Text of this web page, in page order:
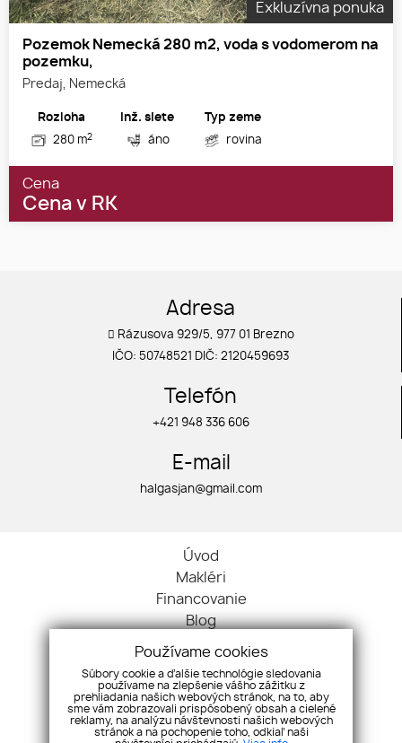
Exkluzívna ponuka
Pozemok Nemecká 280 m2, voda s vodomerom na
pozemku,
Predaj, Nemecká
Rozloha
280 m2
Inž. siete
áno
Typ zeme
rovina
Cena
Cena v RK
Adresa
Rázusova 929/5, 977 01 Brezno
IČO: 50748521 DIČ: 2120459693
Telefón
+421 948 336 606
E-mail
halgasjan@gmail.com
Úvod
Makléri
Financovanie
Blog
Kontakt
Cookies
Byty
Domy
Používame cookies
Súbory cookie a ďalšie technológie sledovania
používame na zlepšenie vášho zážitku z
prehliadania našich webových stránok, na to, aby
sme vám zobrazovali prispôsobený obsah a cielené
reklamy, na analýzu návštevnosti našich webových
stránok a na pochopenie toho, odkiaľ naši